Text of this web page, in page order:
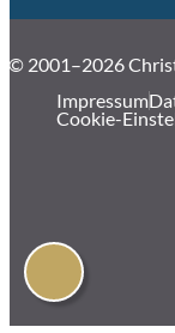
© 2001–2026
Impressum
Cookie-